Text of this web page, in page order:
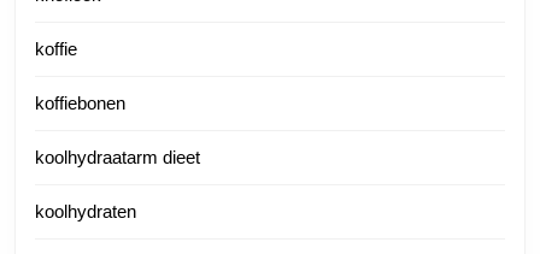
koffie
koffiebonen
koolhydraatarm dieet
koolhydraten